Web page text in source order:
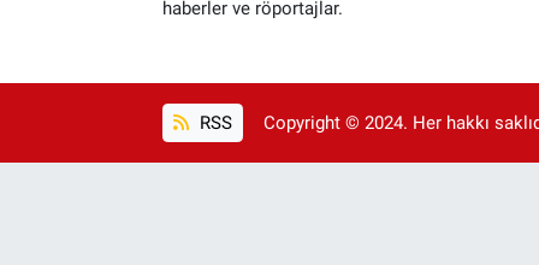
haberler ve röportajlar.
RSS Copyright © 2024. Her hakkı